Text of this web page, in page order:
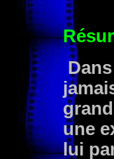
une
lui